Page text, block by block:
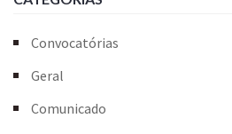
Convocatórias
Geral
Comunicado